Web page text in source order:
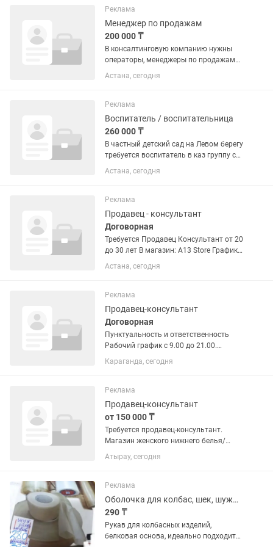
-желание расти и развиваться - умение
работать в команде -...
Реклама
Менеджер по продажам
200 000 ₸
В консалтинговую компанию нужны
операторы, менеджеры по продажам
услуг. Знания по компьютеру должны
быть, нужно будет отвечать на
консультации Возраст от 19 до 40...
Астана, сегодня
Реклама
Воспитатель / воспитательница
260 000 ₸
В частный детский сад на Левом берегу
требуется воспитатель в каз группу с
опытом работы. Полный рабочий день,
каз. группа, пед образование. мекен
дотациямен жұмыс...
Астана, сегодня
Реклама
Продавец - консультант
Договорная
Требуется Продавец Консультант от 20
до 30 лет В магазин: A13 Store График
работы: 5/2 Время работы: с 09:30 до
21:30 Требования : - Не студент -
языков -...
Астана, сегодня
Реклама
Продавец-консультант
Договорная
Пунктуальность и ответственность
Рабочий график с 9.00 до 21.00.
Выходной понедельник и четверг.
Отдел орехи/сухофрукты, обяз-ти
весах, помощь покупателю,...
Караганда, сегодня
Реклама
Продавец-консультант
от 150 000 ₸
Требуется продавец-консультант.
Магазин женского нижнего белья/
пижам. Адрес : Caspian ТЦ График 2/2
10:00-20:00 Грамотная речь на двух
Атырау, сегодня
Реклама
Оболочка для колбас, шек, шужык, казы
290 ₸
Рукав для колбасных изделий,
белковая основа, идеально подходит